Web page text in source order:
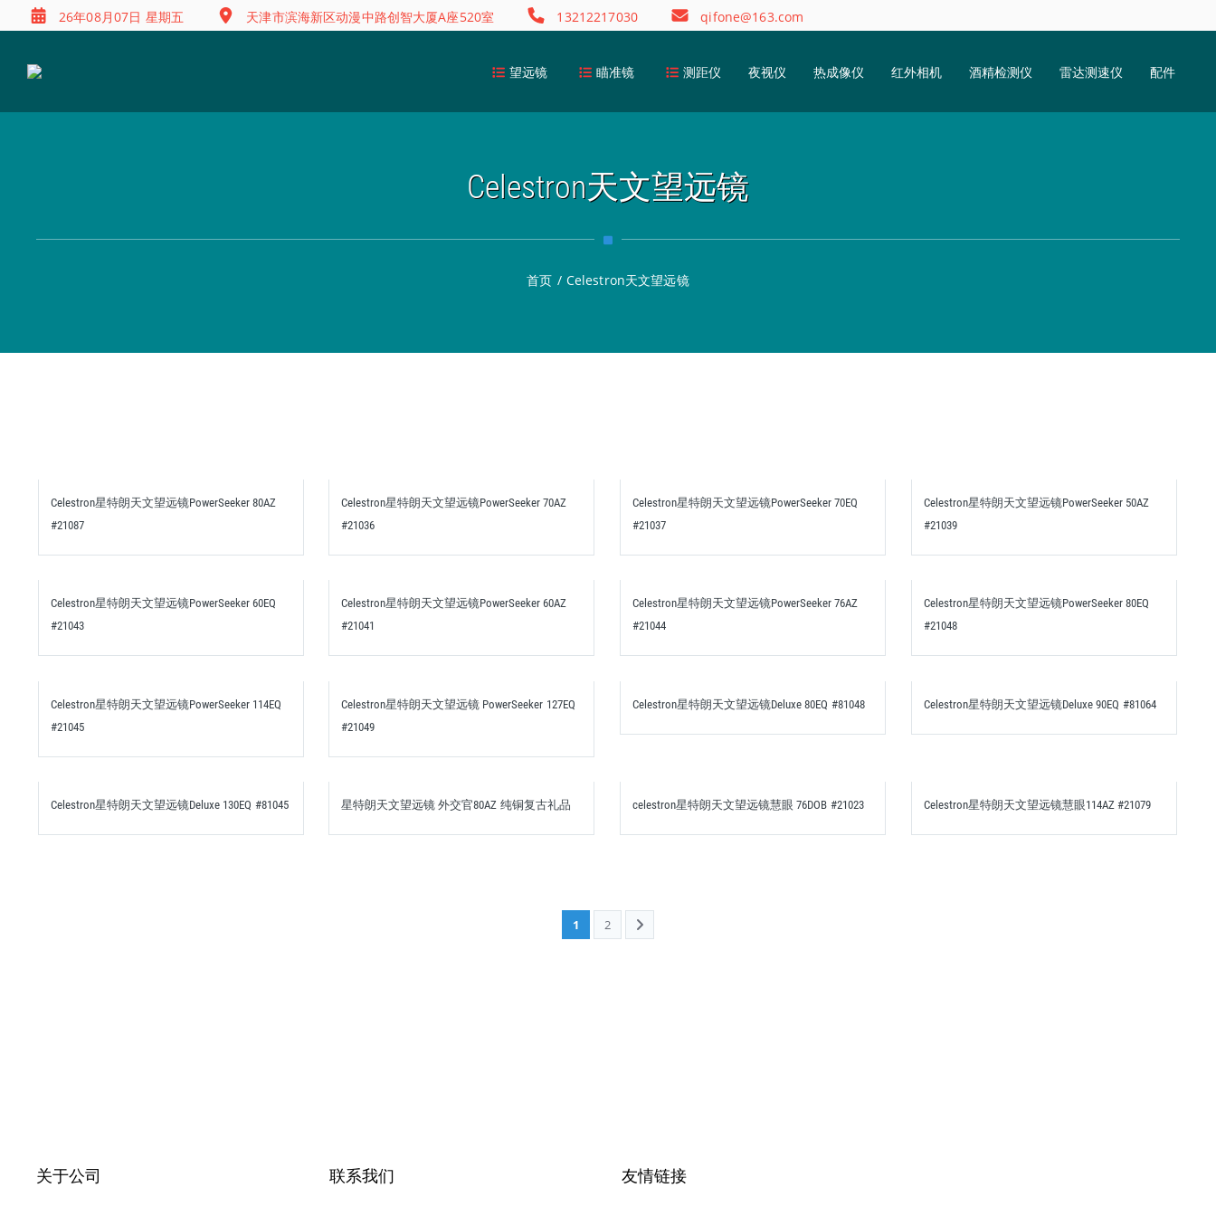
26年08月07日 星期五 天津市滨海新区动漫中路创智大厦A座520室 13212217030 qifone@163.com
望远镜 瞄准镜 测距仪 夜视仪 热成像仪 红外相机 酒精检测仪 雷达测速仪 配件
Celestron天文望远镜
首页 / Celestron天文望远镜
Celestron星特朗天文望远镜PowerSeeker 80AZ
#21087
Celestron星特朗天文望远镜PowerSeeker 70AZ
#21036
Celestron星特朗天文望远镜PowerSeeker 70EQ
#21037
Celestron星特朗天文望远镜PowerSeeker 50AZ
#21039
Celestron星特朗天文望远镜PowerSeeker 60EQ
#21043
Celestron星特朗天文望远镜PowerSeeker 60AZ
#21041
Celestron星特朗天文望远镜PowerSeeker 76AZ
#21044
Celestron星特朗天文望远镜PowerSeeker 80EQ
#21048
Celestron星特朗天文望远镜PowerSeeker 114EQ
#21045
Celestron星特朗天文望远镜 PowerSeeker 127EQ
#21049
Celestron星特朗天文望远镜Deluxe 80EQ #81048 Celestron星特朗天文望远镜Deluxe 90EQ #81064
Celestron星特朗天文望远镜Deluxe 130EQ #81045 星特朗天文望远镜 外交官80AZ 纯铜复古礼品 celestron星特朗天文望远镜慧眼 76DOB #21023 Celestron星特朗天文望远镜慧眼114AZ #21079
1 2
关于公司 联系我们 友情链接